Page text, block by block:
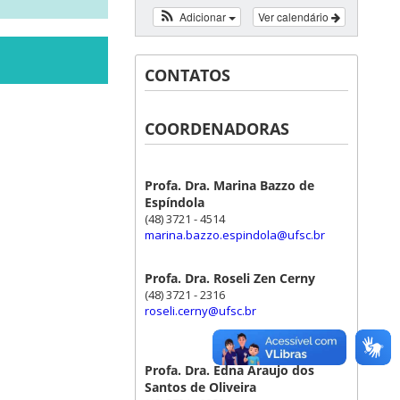
Ver calendário
Adicionar
CONTATOS
COORDENADORAS
Profa. Dra. Marina Bazzo de
Espíndola
(48) 3721 - 4514
marina.bazzo.espindola@ufsc.br
Profa. Dra. Roseli Zen Cerny
(48) 3721 - 2316
roseli.cerny@ufsc.br
Profa. Dra. Edna Araujo dos
Santos de Oliveira